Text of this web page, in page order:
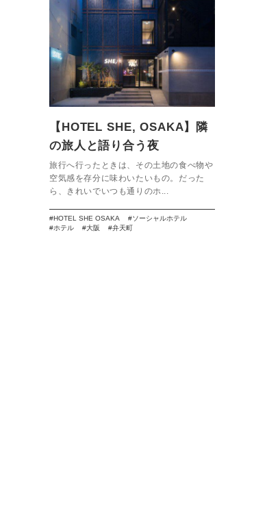
【HOTEL SHE, OSAKA】隣
の旅人と語り合う夜
旅行へ行ったときは、その土地の食べ物や
空気感を存分に味わいたいもの。だった
ら、きれいでいつも通りのホ...
HOTEL SHE OSAKA
ソーシャルホテル
ホテル
大阪 弁天町